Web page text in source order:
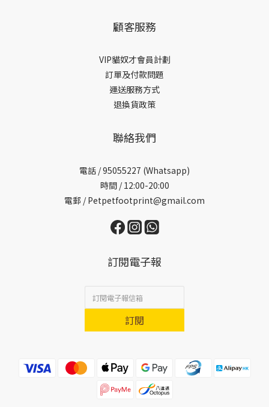
顧客服務
VIP貓奴才會員計劃
訂單及付款問題
運送服務方式
退換貨政策
聯絡我們
電話 /95055227 (Whatsapp)
時間 / 12:00-20:00
電郵 / Petpetfootprint@gmail.com
訂閱電子報
訂閱